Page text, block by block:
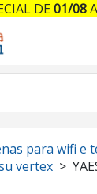
para wifi e
vertex
DE01/08